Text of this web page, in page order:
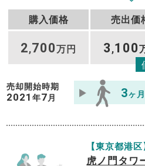
購入価格 売出価
2,700万円 3 ,100
売却開始時期
2021年7 月 3ヶ月
【東京都港区
虎ノ門タワ